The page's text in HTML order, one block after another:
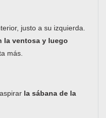
justo a su izquierda.
la ventosa y luego
más.
la sábana de la